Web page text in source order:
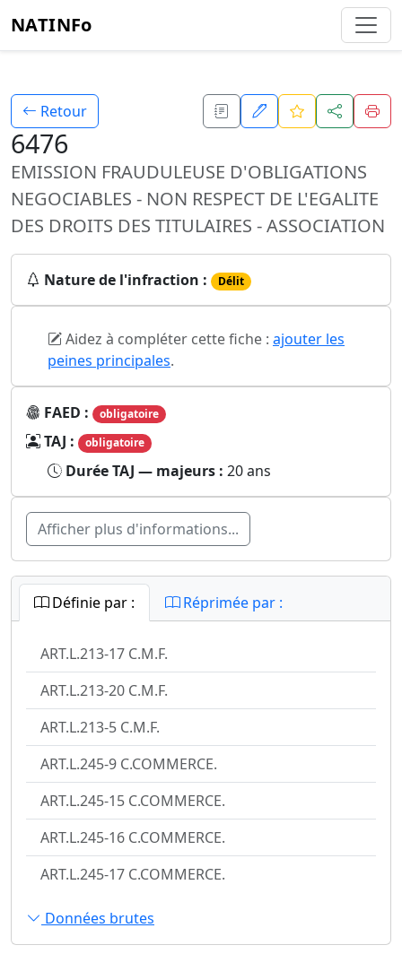
NATINFo
Retour
6476
EMISSION FRAUDULEUSE D'OBLIGATIONS
NEGOCIABLES - NON RESPECT DE L'EGALITE
DES DROITS DES TITULAIRES - ASSOCIATION
Nature de l'infraction : Délit
Aidez à compléter cette fiche : ajouter les
peines principales.
FAED : obligatoire
TAJ : obligatoire
Durée TAJ — majeurs : 20 ans
Afficher plus d'informations...
Définie par : Réprimée par :
ART.L.213-17 C.M.F.
ART.L.213-20 C.M.F.
ART.L.213-5 C.M.F.
ART.L.245-9 C.COMMERCE.
ART.L.245-15 C.COMMERCE.
ART.L.245-16 C.COMMERCE.
ART.L.245-17 C.COMMERCE.
Données brutes